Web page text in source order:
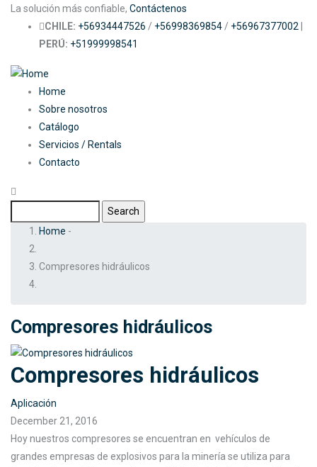
SkipLa solución más confiable, Contáctenos
CHILE: +56934447526 / +56998369854 / +56967377002
PERÚ: +51999998541
Main
navigation
Home
Sobre nosotros
Catálogo
Servicios / Rentals
Contacto
Breadcrumb
Home -
Compresores hidráulicos
Compresores hidráulicos
Compresores hidráulicos
Aplicación
December 21, 2016
Hoy nuestros compresores se encuentran en vehículos de
grandes empresas de explosivos para la minería se utiliza para